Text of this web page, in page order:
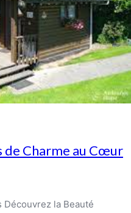
de Charme au Cœur
la Beauté